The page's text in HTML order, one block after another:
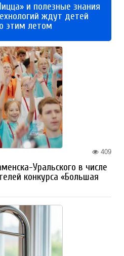
и полезные знания
ждут детей
этим летом
409
Уральского в числе
конкурса «Большая